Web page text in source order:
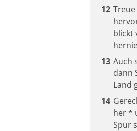
12
blickt
13 Auch
dann
Land
14
her *
Spur